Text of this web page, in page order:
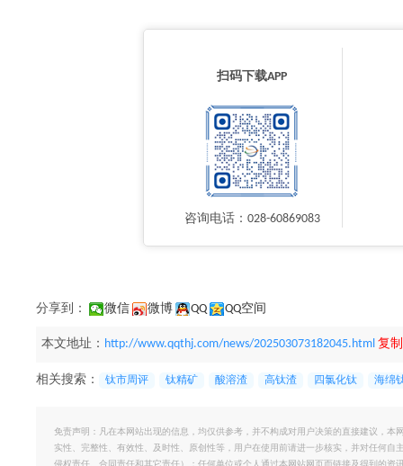
扫码下载APP
咨询电话：028-60869083
分享到： 微信 微博 QQ QQ空间
本文地址： http://www.qqthj.com/news/202503073182045.html 复
相关搜索： 钛市周评 钛精矿 酸溶渣 高钛渣 四氯化钛 海绵
免责声明：凡在本网站出现的信息，均仅供参考，并不构成对用户决策的直接建议，
实性、完整性、有效性、及时性、原创性等，用户在使用前请进一步核实，并对任何